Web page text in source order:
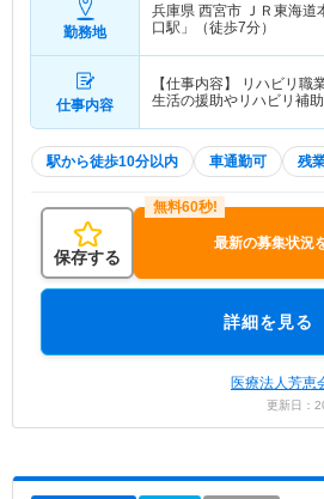
勤務地
兵庫県 西宮市
ＪＲ東海
口駅」（徒歩7分）
仕事内容
【仕事内容】 リハビリ職
生活の援助やリハビリ補
駅から徒歩10分以内 車通勤可 残
保存する
最新の募集状況
詳細を見る
医療法人芳
更新日：